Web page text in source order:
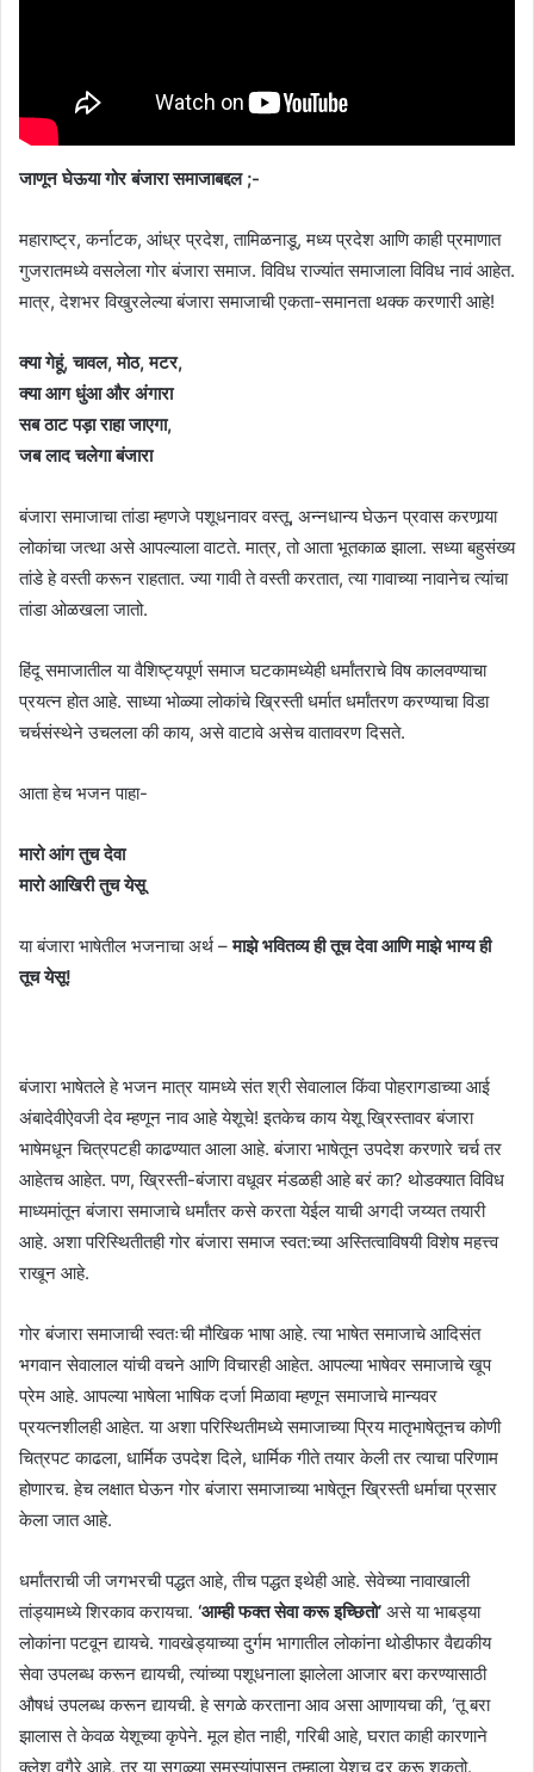
जाणून घेऊया गोर बंजारा समाजाबद्दल ;-
महाराष्ट्र, कर्नाटक, आंध्र प्रदेश, तामिळनाडू, मध्य प्रदेश आणि काही प्रमाणात
गुजरातमध्ये वसलेला गोर बंजारा समाज. विविध राज्यांत समाजाला विविध नावं आहेत.
मात्र, देशभर विखुरलेल्या बंजारा समाजाची एकता-समानता थक्क करणारी आहे!
क्या गेहूं, चावल, मोठ, मटर,
क्या आग धुंआ और अंगारा
सब ठाट पड़ा राहा जाएगा,
जब लाद चलेगा बंजारा
बंजारा समाजाचा तांडा म्हणजे पशूधनावर वस्तू, अन्नधान्य घेऊन प्रवास करणार्‍या
लोकांचा जत्था असे आपल्याला वाटते. मात्र, तो आता भूतकाळ झाला. सध्या बहुसंख्य
तांडे हे वस्ती करून राहतात. ज्या गावी ते वस्ती करतात, त्या गावाच्या नावानेच त्यांचा
तांडा ओळखला जातो.
हिंदू समाजातील या वैशिष्ट्यपूर्ण समाज घटकामध्येही धर्मांतराचे विष कालवण्याचा
प्रयत्न होत आहे. साध्या भोळ्या लोकांचे ख्रिस्ती धर्मात धर्मांतरण करण्याचा विडा
चर्चसंस्थेने उचलला की काय, असे वाटावे असेच वातावरण दिसते.
आता हेच भजन पाहा-
मारो आंग तुच देवा
मारो आखिरी तुच येसू
या बंजारा भाषेतील भजनाचा अर्थ –माझे भवितव्य ही तूच देवा आणि माझे भाग्य ही
तूच येसू!
बंजारा भाषेतले हे भजन मात्र यामध्ये संत श्री सेवालाल किंवा पोहरागडाच्या आई
अंबादेवीऐवजी देव म्हणून नाव आहे येशूचे! इतकेच काय येशू ख्रिस्तावर बंजारा
भाषेमधून चित्रपटही काढण्यात आला आहे. बंजारा भाषेतून उपदेश करणारे चर्च तर
आहेतच आहेत. पण, ख्रिस्ती-बंजारा वधूवर मंडळही आहे बरं का? थोडक्यात विविध
माध्यमांतून बंजारा समाजाचे धर्मांतर कसे करता येईल याची अगदी जय्यत तयारी
आहे. अशा परिस्थितीतही गोर बंजारा समाज स्वत:च्या अस्तित्वाविषयी विशेष महत्त्व
राखून आहे.
गोर बंजारा समाजाची स्वतःची मौखिक भाषा आहे. त्या भाषेत समाजाचे आदिसंत
भगवान सेवालाल यांची वचने आणि विचारही आहेत. आपल्या भाषेवर समाजाचे खूप
प्रेम आहे. आपल्या भाषेला भाषिक दर्जा मिळावा म्हणून समाजाचे मान्यवर
प्रयत्नशीलही आहेत. या अशा परिस्थितीमध्ये समाजाच्या प्रिय मातृभाषेतूनच कोणी
चित्रपट काढला, धार्मिक उपदेश दिले, धार्मिक गीते तयार केली तर त्याचा परिणाम
होणारच. हेच लक्षात घेऊन गोर बंजारा समाजाच्या भाषेतून ख्रिस्ती धर्माचा प्रसार
केला जात आहे.
धर्मांतराची जी जगभरची पद्धत आहे, तीच पद्धत इथेही आहे. सेवेच्या नावाखाली
तांड्यामध्ये शिरकाव करायचा. ‘आम्ही फक्त सेवा करू इच्छितो’ असे या भाबड्या
लोकांना पटवून द्यायचे. गावखेड्याच्या दुर्गम भागातील लोकांना थोडीफार वैद्यकीय
सेवा उपलब्ध करून द्यायची, त्यांच्या पशूधनाला झालेला आजार बरा करण्यासाठी
औषधं उपलब्ध करून द्यायची. हे सगळे करताना आव असा आणायचा की, ‘तू बरा
झालास ते केवळ येशूच्या कृपेने. मूल होत नाही, गरिबी आहे, घरात काही कारणाने
क्लेश वगैरे आहे, तर या सगळ्या समस्यांपासून तुम्हाला येशूच दूर करू शकतो.